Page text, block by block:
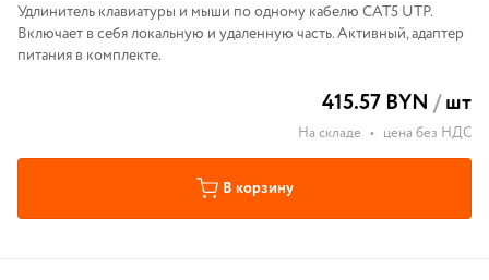
Удлинитель клавиатуры и мыши по одному кабелю CAT5 UTP.
Включает в себя локальную и удаленную часть. Активный, адаптер
питания в комплекте.
415.57 BYN /шт
На складе • цена без НДС
В корзину